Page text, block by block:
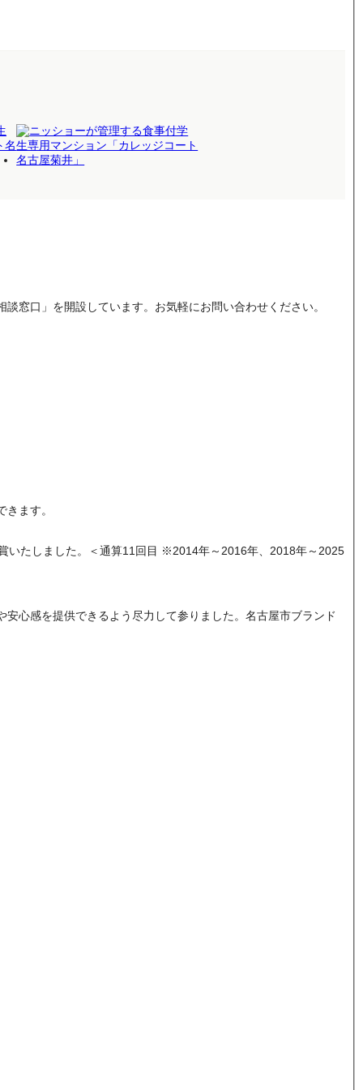
窓口」を開設しています。お気軽にお問い合わせください。
ます。
いたしました。＜通算11回目 ※2014年～2016年、2018年～2025
心感を提供できるよう尽力して参りました。名古屋市ブランド